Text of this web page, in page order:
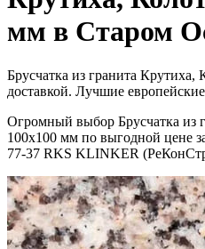
мм в Старом
Брусчатка из гранита Крутиха,
доставкой. Лучшие
Огромный выбор Брусчатка из
100х100 мм по выгодной цене
77-37 RKS KLINKER